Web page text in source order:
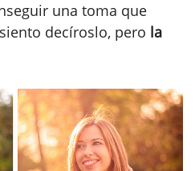
una toma que
decíroslo, pero la